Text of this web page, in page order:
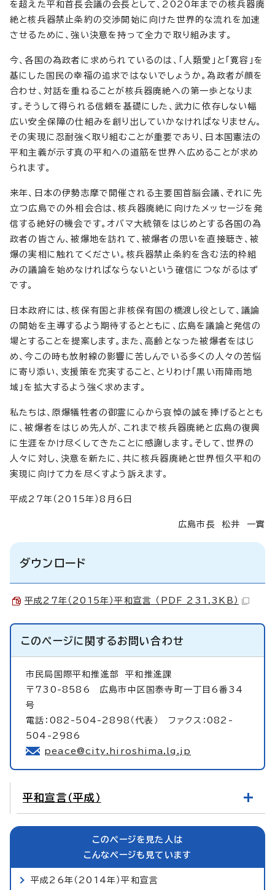
を超えた平和首長会議の会長として、2020年までの核兵器廃
絶と核兵器禁止条約の交渉開始に向けた世界的な流れを加速
させるために、強い決意を持って全力で取り組みます。
今、各国の為政者に求められているのは、「人類愛」と「寛容」を
基にした国民の幸福の追求ではないでしょうか。為政者が顔を
合わせ、対話を重ねることが核兵器廃絶への第一歩となりま
す。そうして得られる信頼を基礎にした、武力に依存しない幅
広い安全保障の仕組みを創り出していかなければなりません。
その実現に忍耐強く取り組むことが重要であり、日本国憲法の
平和主義が示す真の平和への道筋を世界へ広めることが求め
られます。
来年、日本の伊勢志摩で開催される主要国首脳会議、それに先
立つ広島での外相会合は、核兵器廃絶に向けたメッセージを発
信する絶好の機会です。オバマ大統領をはじめとする各国の為
政者の皆さん、被爆地を訪れて、被爆者の思いを直接聴き、被
爆の実相に触れてください。核兵器禁止条約を含む法的枠組
みの議論を始めなければならないという確信につながるはず
です。
日本政府には、核保有国と非核保有国の橋渡し役として、議論
の開始を主導するよう期待するとともに、広島を議論と発信の
場とすることを提案します。また、高齢となった被爆者をはじ
め、今この時も放射線の影響に苦しんでいる多くの人々の苦悩
に寄り添い、支援策を充実すること、とりわけ「黒い雨降雨地
域」を拡大するよう強く求めます。
私たちは、原爆犠牲者の御霊に心から哀悼の誠を捧げるととも
に、被爆者をはじめ先人が、これまで核兵器廃絶と広島の復興
に生涯をかけ尽くしてきたことに感謝します。そして、世界の
人々に対し、決意を新たに、共に核兵器廃絶と世界恒久平和の
実現に向けて力を尽くすよう訴えます。
平成27年（2015年）8月6日
広島市長 松井 一實
ダウンロード
平成27年（2015年）平和宣言 （PDF 231.3KB）
このページに関するお問い合わせ
市民局国際平和推進部平和推進課
〒730-8586 広島市中区国泰寺町一丁目6番34
号
電話：082-504-2898（代表） ファクス：082-
504-2986
peace@city.hiroshima.lg.jp
平和宣言（平成）
このページを見た人は
こんなページも見ています
平成26年（2014年）平和宣言